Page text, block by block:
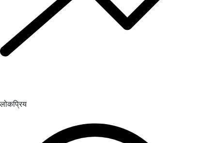
लोकप्रिय